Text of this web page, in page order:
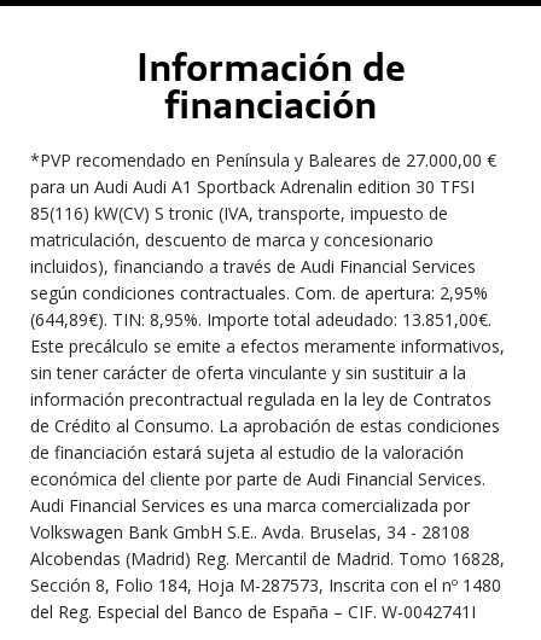
Información de
financiación
*PVP recomendado en Península y Baleares de 27.000,00 €
para un Audi Audi A1 Sportback Adrenalin edition 30 TFSI
85(116) kW(CV) S tronic (IVA, transporte, impuesto de
matriculación, descuento de marca y concesionario
incluidos), financiando a través de Audi Financial Services
según condiciones contractuales. Com. de apertura: 2,95%
(644,89€). TIN: 8,95%. Importe total adeudado: 13.851,00€.
Este precálculo se emite a efectos meramente informativos,
sin tener carácter de oferta vinculante y sin sustituir a la
información precontractual regulada en la ley de Contratos
de Crédito al Consumo. La aprobación de estas condiciones
de financiación estará sujeta al estudio de la valoración
económica del cliente por parte de Audi Financial Services.
Audi Financial Services es una marca comercializada por
Volkswagen Bank GmbH S.E.. Avda. Bruselas, 34 - 28108
Alcobendas (Madrid) Reg. Mercantil de Madrid. Tomo 16828,
Sección 8, Folio 184, Hoja M-287573, Inscrita con el nº 1480
del Reg. Especial del Banco de España – CIF. W-0042741I